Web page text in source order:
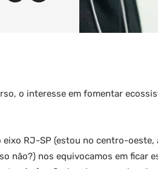
o interesse em fomentar
RJ-SP (estou no centro-oeste,
não?) nos equivocamos em ficar